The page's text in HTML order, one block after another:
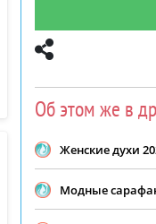
Об этом же в
Женские духи
Модные